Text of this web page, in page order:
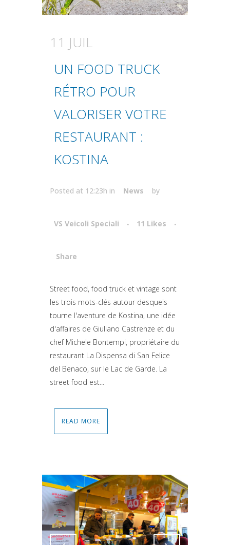
11 JUIL
UN FOOD TRUCK
RÉTRO POUR
VALORISER VOTRE
RESTAURANT :
KOSTINA
Posted at 12:23h in News by
VS Veicoli Speciali 11 Likes
Share
Attiva comando
Street food, food truck et vintage sont
les trois mots-clés autour desquels
tourne l'aventure de Kostina, une idée
d'affaires de Giuliano Castrenze et du
chef Michele Bontempi, propriétaire du
restaurant La Dispensa di San Felice
del Benaco, sur le Lac de Garde. La
street food est...
READ MORE